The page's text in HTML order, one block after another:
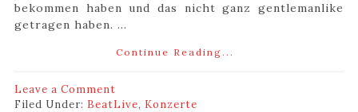
bekommen haben und das nicht ganz gentlemanlike
getragen haben. ...
Continue Reading...
Leave a Comment
Filed Under: BeatLive, Konzerte